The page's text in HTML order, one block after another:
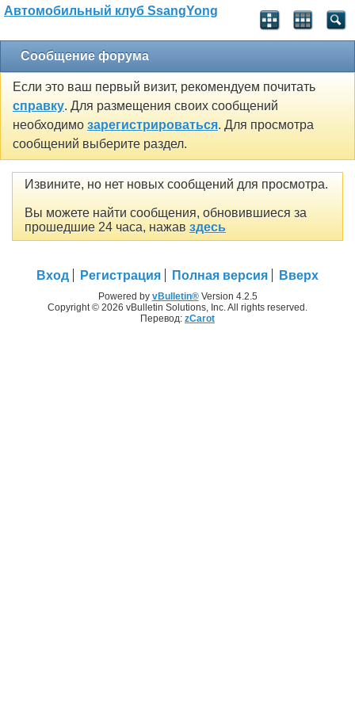
Автомобильный клуб SsangYong
Сообщение форума
Если это ваш первый визит, рекомендуем почитать
справку. Для размещения своих сообщений
необходимо зарегистрироваться. Для просмотра
сообщений выберите раздел.
Извините, но нет новых сообщений для просмотра.
Вы можете найти сообщения, обновившиеся за
прошедшие 24 часа, нажав здесь
Вход Регистрация Полная версия Вверх
Powered by vBulletin®Version 4.2.5
Copyright © 2026 vBulletin Solutions, Inc. All rights reserved.
Перевод: zCarot